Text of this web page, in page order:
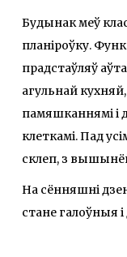
Будынак меў
планіроўку.
прадстаўляў
агульнай
памяшканнямі і
клеткамі. Пад
склеп, з
На сённяшні
стане галоўныя